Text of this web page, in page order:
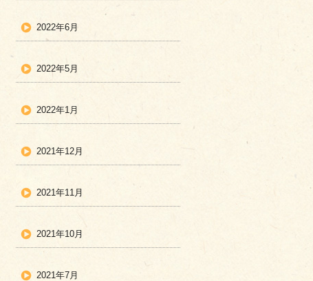
2022年6月
2022年5月
2022年1月
2021年12月
2021年11月
2021年10月
2021年7月